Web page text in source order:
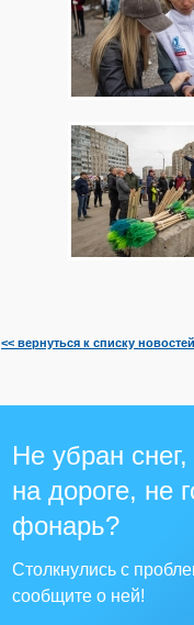
<< вернуться к списку новостей
Не убран
на дороге, не
фонарь?
Столкнулись с
сообщите о ней!